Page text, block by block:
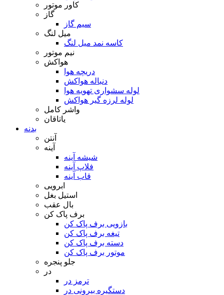
کاور موتور
گاز
سیم گاز
میل لنگ
کاسه نمد میل لنگ
نیم موتور
هواکش
دریچه هوا
دنباله هواکش
لوله سشواری تهویه هوا
لوله لرزه گیر هواکش
واشر کامل
یاتاقان
بدنه
آنتن
آینه
شیشه آینه
فلاپ آینه
قاب آینه
ابرویی
استیل بغل
بال عقب
برف پاک کن
بازویی برف پاک کن
تیغه برف پاک کن
دسته برف پاک کن
موتور برف پاک کن
جلو پنجره
در
ترمز در
دستگیره بیرونی در